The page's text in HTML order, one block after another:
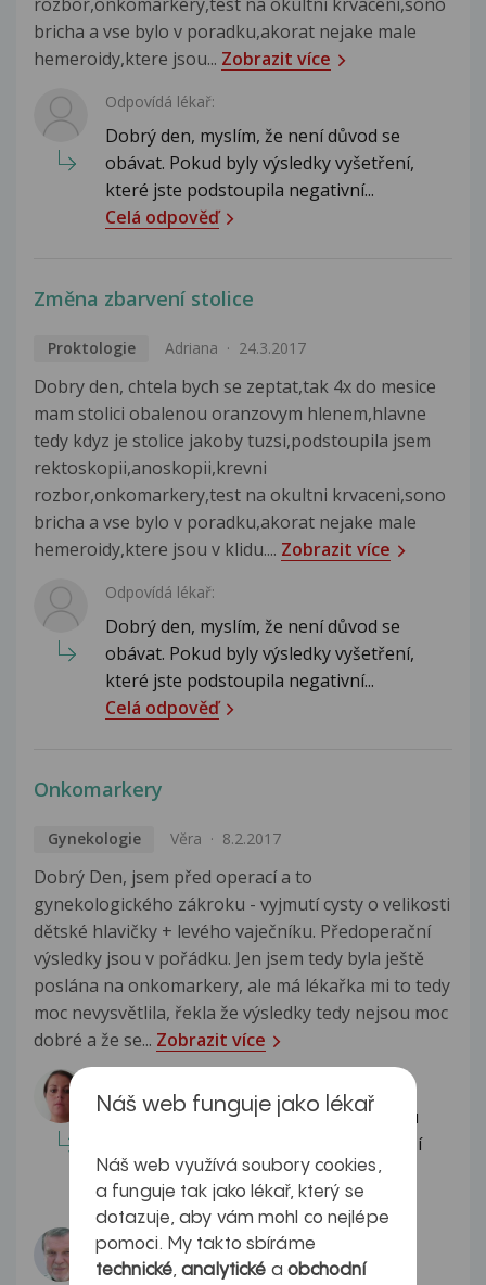
bricha a vse bylo v poradku,akorat nejake male
hemeroidy,ktere jsou... Zobrazit více
Odpovídá lékař:
Dobrý den, myslím, že není důvod se
obávat. Pokud byly výsledky vyšetření,
které jste podstoupila negativní...
Celá odpověď
Změna zbarvení stolice
Proktologie Adriana 24.3.2017
Dobry den, chtela bych se zeptat,tak 4x do mesice
mam stolici obalenou oranzovym hlenem,hlavne
tedy kdyz je stolice jakoby tuzsi,podstoupila jsem
rektoskopii,anoskopii,krevni
rozbor,onkomarkery,test na okultni krvaceni,sono
bricha a vse bylo v poradku,akorat nejake male
hemeroidy,ktere jsou v klidu.... Zobrazit více
Odpovídá lékař:
Dobrý den, myslím, že není důvod se
obávat. Pokud byly výsledky vyšetření,
které jste podstoupila negativní...
Celá odpověď
Onkomarkery
Gynekologie Věra 8.2.2017
Dobrý Den, jsem před operací a to
gynekologického zákroku - vyjmutí cysty o velikosti
dětské hlavičky + levého vaječníku. Předoperační
výsledky jsou v pořádku. Jen jsem tedy byla ještě
poslána na onkomarkery, ale má lékařka mi to tedy
moc nevysvětlila, řekla že výsledky tedy nejsou moc
dobré a že se... Zobrazit více
Dobrý den, o objasnění Vašeho nálezu
onkomarkrů provede gynekolog v naší
konzultační ambulanci, dotaz...
Celá odpověď
Odpovídá lékař:
MUDr. Jan Sládeček
Náš web funguje jako lékař
Náš web využívá soubory cookies,
a funguje tak jako lékař, který se
dotazuje, aby vám mohl co nejlépe
pomoci. My takto sbíráme
technické,analytické a obchodní